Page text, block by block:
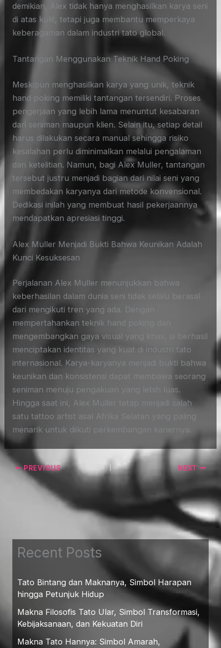
demikian, Alex tidak hanya menghasilkan karya seni
di atas kulit, tetapi juga membantu memperkaya
keberagaman dalam industri tato global.
Tantangan Menggunakan Teknik Hand Poking
Meskipun menghasilkan karya yang unik, teknik
hand poking memiliki tantangan tersendiri. Proses
pengerjaan yang lebih lama menuntut kesabaran
dari seniman maupun klien. Selain itu, setiap detail
harus dilakukan secara manual sehingga risiko
kesalahan perlu diminimalkan melalui pengalaman
dan ketelitian. Namun, bagi Alex Muller, tantangan
tersebut justru menjadi bagian dari nilai seni yang
membedakan karyanya dari metode konvensional.
Dedikasi inilah yang membuat hasil pekerjaannya
mendapatkan apresiasi tinggi.
Alex Muller Menjadi Bukti Bahwa Keunikan Adalah
Kunci Kesuksesan
Perjalanan Alex Muller menunjukkan bahwa
keberhasilan dalam dunia seni tidak selalu berasal
dari mengikuti tren yang ada. Dengan
mempertahankan teknik hand poking dan
mengembangkan gaya visual yang khas, ia berhasil
menciptakan identitas yang kuat di industri tato
internasional. Karya-karyanya menjadi bukti bahwa
keunikan dan konsistensi dapat membawa seorang
seniman menuju pengakuan yang lebih luas.
Hingga saat ini, Alex Muller tetap menjadi salah
satu tattoo artist asal Afrika Selatan yang paling
menarik untuk diikuti perkembangan kariernya.
PREVIOUS NEXT
Recent Posts
Tato Bintang dan Maknanya, Simbol Harapan
hingga Petunjuk Hidup
Makna Filosofis Tato Ular, Simbol Transformasi,
Kebijaksanaan, dan Kekuatan Diri
Makna Tato Hannya: Simbol Amarah,